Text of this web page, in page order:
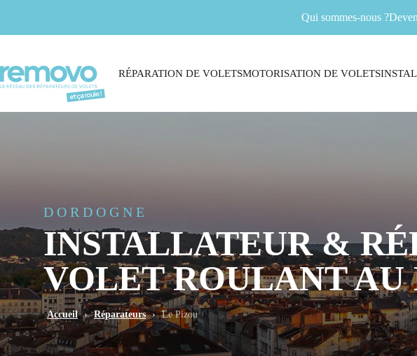
Qui sommes-nous ?
RÉPARATION DE VOLETSMOTORISATION DE VOLETS
DORDOGNE
INSTALLATEUR &
VOLET ROULANT AU
Accueil › Réparateurs › Le Pizou